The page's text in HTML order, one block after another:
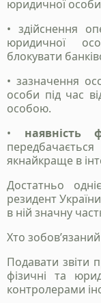
юридичної особи
• здійснення
юридичної
блокувати
• зазначення
особи під час
особою.
• наявність
якнайкраще в
Достатньо
резидент
в ній значну
Хто
Подавати звіти
фізичні та
контролерами